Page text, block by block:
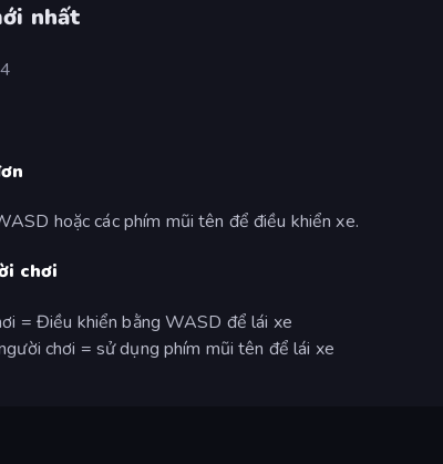
nhất
hoặc các phím mũi tên để điều khiển xe.
chơi
= Điều khiển bằng WASD để lái xe
chơi = sử dụng phím mũi tên để lái xe